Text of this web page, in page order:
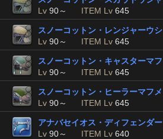
Lv 90～ ITEM Lv 645
スノーコットン・レンジャーウ
Lv 90～ ITEM Lv 645
スノーコットン・キャスターマ
Lv 90～ ITEM Lv 645
スノーコットン・ヒーラーマフ
Lv 90～ ITEM Lv 645
アナバセイオス・ディフェンダ
Lv 90～ ITEM Lv 640